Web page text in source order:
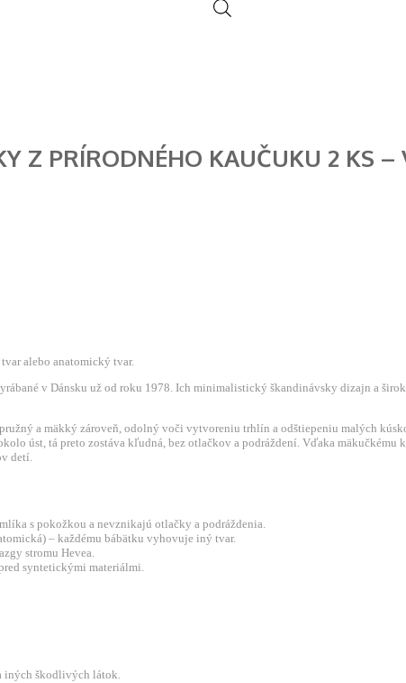
Z PRÍRODNÉHO KAUČUKU 2 KS
alebo anatomický tvar.
v Dánsku už od roku 1978. Ich minimalistický škandinávsky dizajn a
a mäkký zároveň, odolný voči vytvoreniu trhlín a odštiepeniu malých
úst, tá preto zostáva kľudná, bez otlačkov a podráždení. Vďaka
detí.
s pokožkou a nevznikajú otlačky a podráždenia.
– každému bábätku vyhovuje iný tvar.
stromu Hevea.
syntetickými materiálmi.
iných škodlivých látok.